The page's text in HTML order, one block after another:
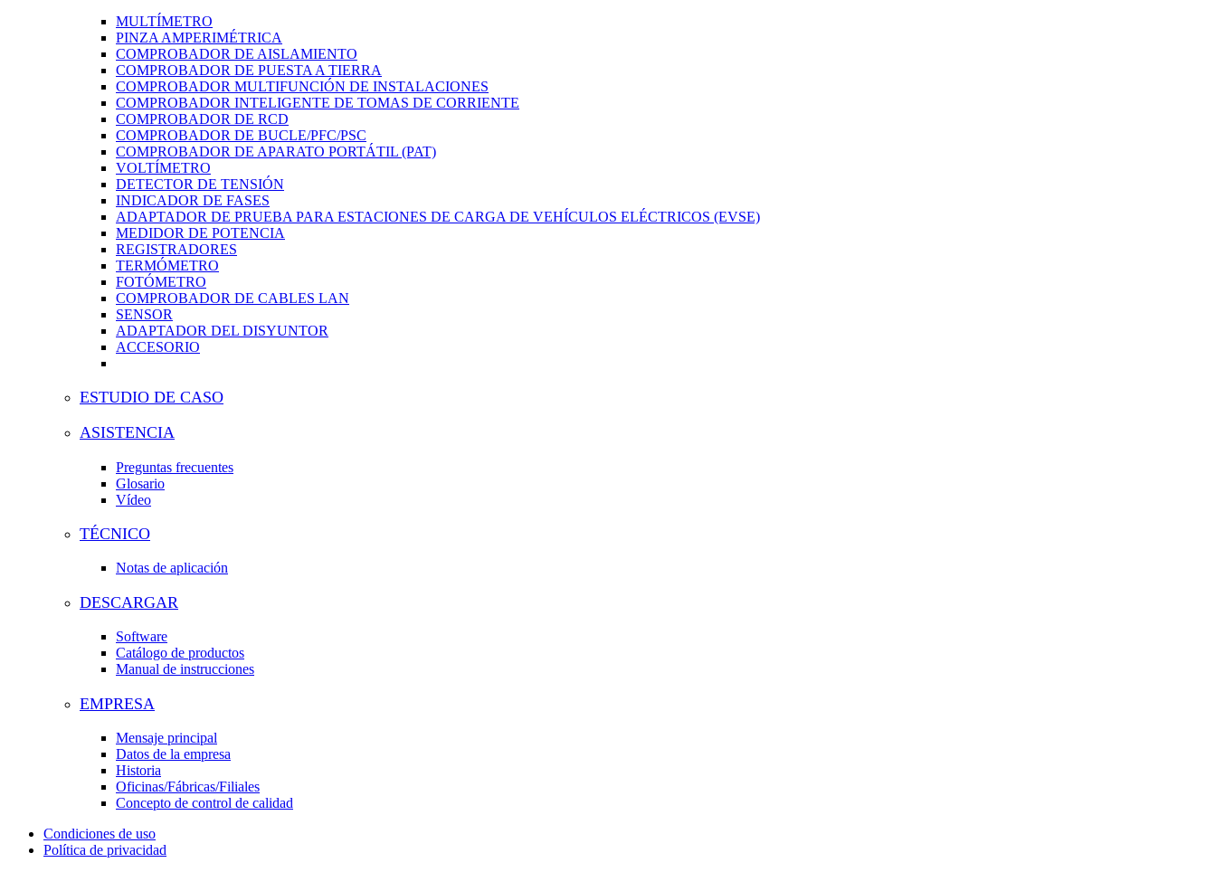
MULTÍMETRO
PINZA AMPERIMÉTRICA
COMPROBADOR DE AISLAMIENTO
COMPROBADOR DE PUESTA A TIERRA
COMPROBADOR MULTIFUNCIÓN DE INSTALACIONES
COMPROBADOR INTELIGENTE DE TOMAS DE CORRIENTE
COMPROBADOR DE RCD
COMPROBADOR DE BUCLE/PFC/PSC
COMPROBADOR DE APARATO PORTÁTIL (PAT)
VOLTÍMETRO
DETECTOR DE TENSIÓN
INDICADOR DE FASES
ADAPTADOR DE PRUEBA PARA ESTACIONES DE CARGA DE VEHÍCULOS ELÉCTRICOS (EVSE)
MEDIDOR DE POTENCIA
REGISTRADORES
TERMÓMETRO
FOTÓMETRO
COMPROBADOR DE CABLES LAN
SENSOR
ADAPTADOR DEL DISYUNTOR
ACCESORIO
ESTUDIO DE CASO
ASISTENCIA
Preguntas frecuentes
Glosario
Vídeo
TÉCNICO
Notas de aplicación
DESCARGAR
Software
Catálogo de productos
Manual de instrucciones
EMPRESA
Mensaje principal
Datos de la empresa
Historia
Oficinas/Fábricas/Filiales
Concepto de control de calidad
Condiciones de uso
Política de privacidad